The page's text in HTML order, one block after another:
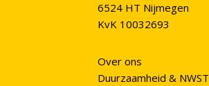
6524 HT Nijmegen
KvK 10032693
Over ons
Duurzaamheid & NWST